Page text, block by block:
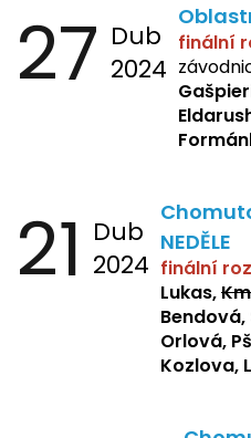
27 Dub
2024
finální
21 Dub
2024
NEDĚLE
finální
Lukas,
Orlová,
Kozlova,